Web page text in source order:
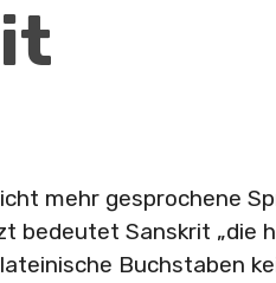
mehr gesprochene
bedeutet Sanskrit „die
Buchstaben